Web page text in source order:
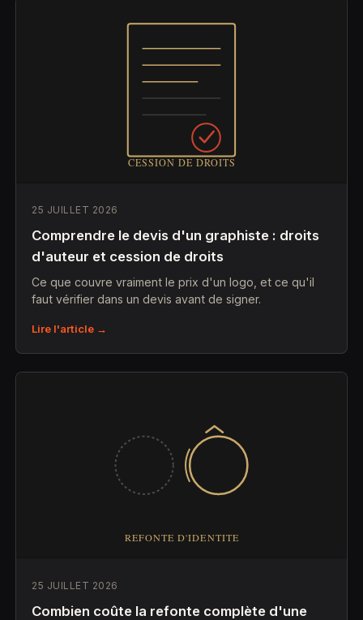
25 JUILLET 2026
Comprendre le devis d'un graphiste : droits
d'auteur et cession de droits
Ce que couvre vraiment le prix d'un logo, et ce qu'il
faut vérifier dans un devis avant de signer.
Lire l'article →
25 JUILLET 2026
Combien coûte la refonte complète d'une